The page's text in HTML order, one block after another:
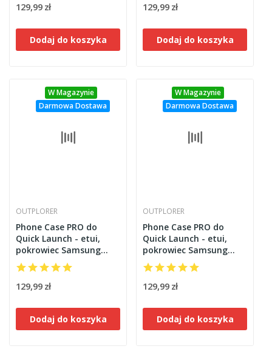
129,99 zł
Dodaj do koszyka
129,99 zł
Dodaj do koszyka
W Magazynie
Darmowa Dostawa
OUTPLORER
Phone Case PRO do
Quick Launch - etui,
pokrowiec Samsung
Galaxy S24 Ultra
Outplorer QPS24U
129,99 zł
Dodaj do koszyka
W Magazynie
Darmowa Dostawa
OUTPLORER
Phone Case PRO do
Quick Launch - etui,
pokrowiec Samsung
Galaxy S25 Outplorer
QPS25
129,99 zł
Dodaj do koszyka